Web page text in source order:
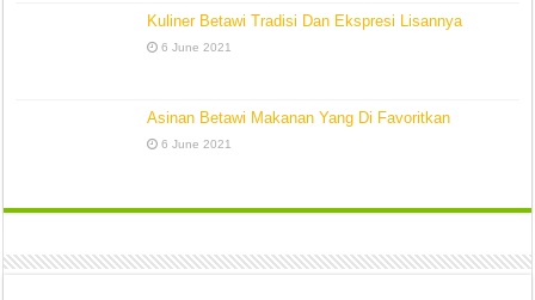
Kuliner Betawi Tradisi Dan Ekspresi Lisannya
6 June 2021
Asinan Betawi Makanan Yang Di Favoritkan
6 June 2021